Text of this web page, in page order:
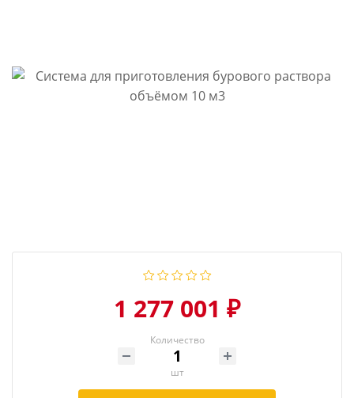
1 277 001 ₽
Количество
шт